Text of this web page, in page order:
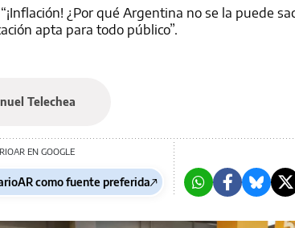
¿Por qué Argentina no se la puede
apta para todo público”.
Telechea
EN GOOGLE
como fuente preferida